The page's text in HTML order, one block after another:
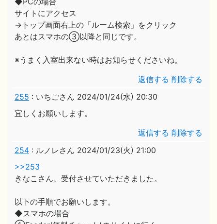
サイトにアクセス
→トップ画面右上の「ルーム検索」をクリック
あとはスマホの③以降と同じです。
※うまく入室出来ない時はお知らせくださいね。
返信する 削除する
255 : いちごさん 2024/01/24(水) 20:30
宜しくお願いします。
返信する 削除する
254 : ルノレさん 2024/01/23(火) 21:00
>>253
きなこさん、受付させていただきました。
以下の手順でお願いします。
◆スマホの場合